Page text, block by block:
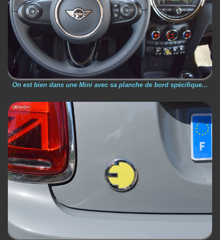
On est bien dans une Mini avec sa planche de bord spécifique...